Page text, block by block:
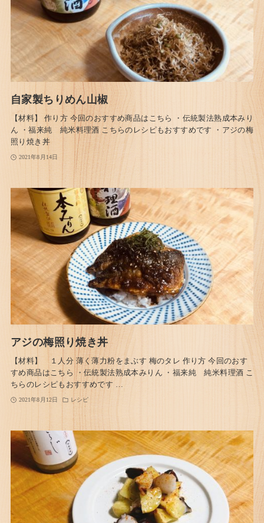
自家製ちりめん山椒
【材料】 作り方 今回のおすすめ商品はこちら ・伝統製法熟成本みり
ん ・福来純 純米料理酒 こちらのレシピもおすすめです ・アジの梅
照り焼き丼
2021年8月14日
アジの梅照り焼き丼
【材料】 １人分 薄く薄力粉をまぶす 梅のタレ 作り方 今回のおす
すめ商品はこちら ・伝統製法熟成本みりん ・福来純 純米料理酒 こ
ちらのレシピもおすすめです …
2021年8月12日 レシピ